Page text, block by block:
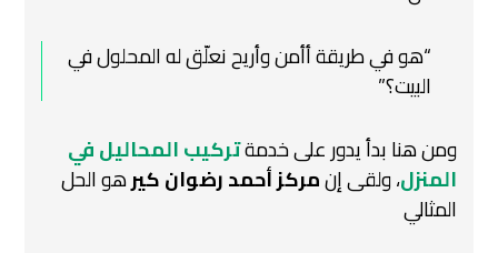
“هو في طريقة أأمن وأريح نعلّق له المحلول في
البيت؟”
ومن هنا بدأ يدور على خدمةتركيب المحاليل في
المنزل، ولقى إنمركز أحمد رضوان كيرهو الحل
المثالي